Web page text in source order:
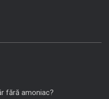
fără amoniac?